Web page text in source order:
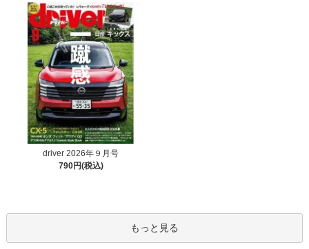
driver 2026年９月号
790円(税込)
もっと見る